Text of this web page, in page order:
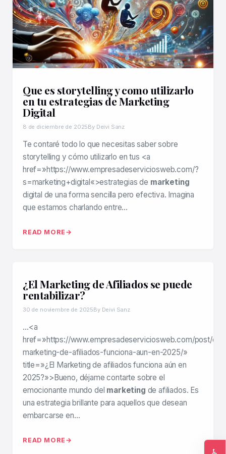
Que es storytelling y como utilizarlo
en tu estrategias de Marketing
Digital
8 de diciembre de 2025By Deivi Sanz
Te contaré todo lo que necesitas saber sobre
storytelling y cómo utilizarlo en tus <a
href=»https://www.empresadeserviciosweb.com/?
s=marketing+digital«>estrategias de marketing
digital de una forma sencilla pero efectiva. Imagina
que estamos charlando entre…
READ MORE
¿El Marketing de Afiliados se puede
rentabilizar?
30 de noviembre de 2025By Deivi Sanz
…<a
href=»https://www.empresadeserviciosweb.com/post/el-
marketing-de-afiliados-funciona-aun-en-2025/»
title=»¿El Marketing de afiliados funciona aún en
2025?»>Bueno, déjame contarte sobre el
emocionante mundo del marketing de afiliados. Es
una estrategia brillante para aquellos que desean
embarcarse en…
READ MORE